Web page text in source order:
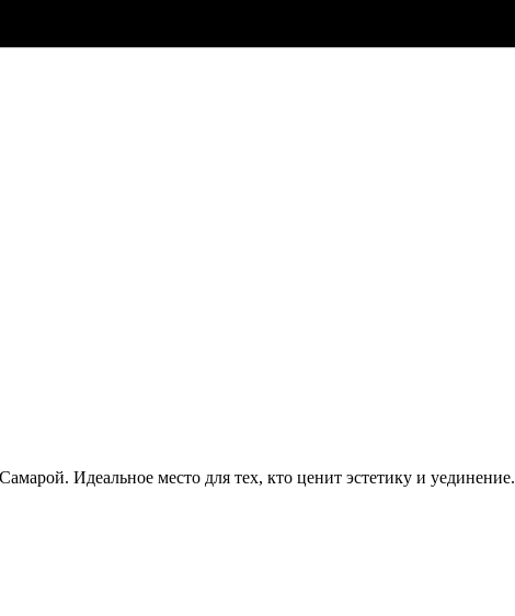
Идеальное место для тех, кто ценит эстетику и уединение.